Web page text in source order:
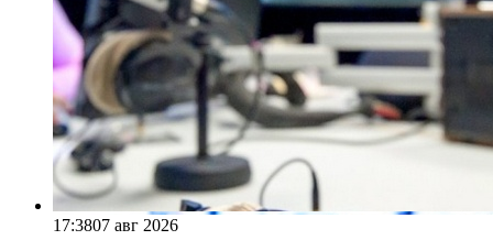
17:3807 авг 2026